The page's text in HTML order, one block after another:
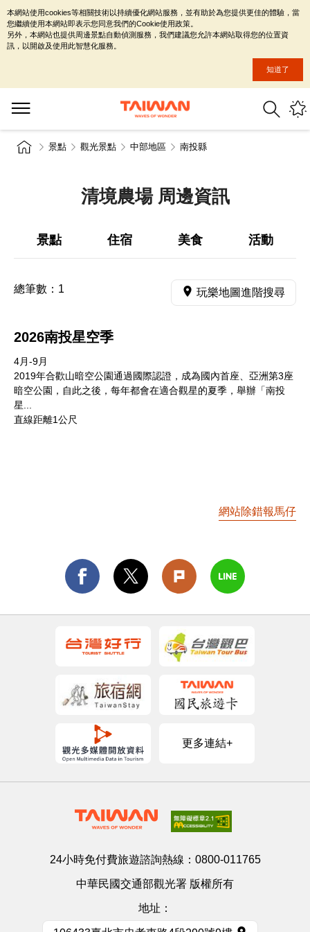
景點 觀光景點 中部地區 南投縣
清境農場 周邊資訊
景點 住宿 美食 活動
總筆數： 1 玩樂地圖進階搜尋
2026南投星空季
4月-9月
2019年合歡山暗空公園通過國際認證，成為國內首座、亞洲第3座
暗空公園，自此之後，每年都會在適合觀星的夏季，舉辦「南投
星...
直線距離1公尺
網站除錯報馬仔
更多連結+
24小時免付費旅遊諮詢熱線： 0800-011765
中華民國交通部觀光署 版權所有
地址：
本網站使用cookies等相關技術以持續優化網站服務，並有助於為您提供更佳的體驗，當
您繼續使用本網站即表示您同意我們的Cookie使用政策。
另外，本網站也提供周邊景點自動偵測服務，我們建議您允許本網站取得您的位置資
訊，以開啟及使用此智慧化服務。
知道了